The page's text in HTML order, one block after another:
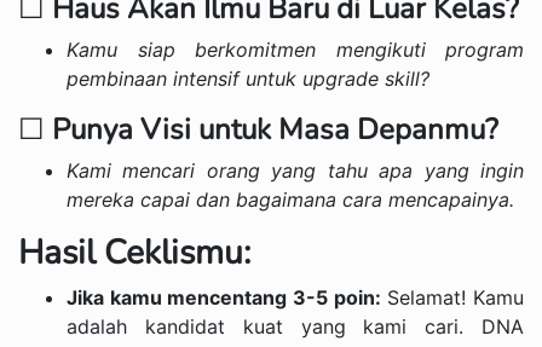
☐ Haus Akan Ilmu Baru di Luar Kelas?
Kamu siap berkomitmen mengikuti program
pembinaan intensif untuk upgrade skill?
☐ Punya Visi untuk Masa Depanmu?
Kami mencari orang yang tahu apa yang ingin
mereka capai dan bagaimana cara mencapainya.
Hasil Ceklismu:
Jika kamu mencentang 3-5 poin: Selamat! Kamu
adalah kandidat kuat yang kami cari. DNA